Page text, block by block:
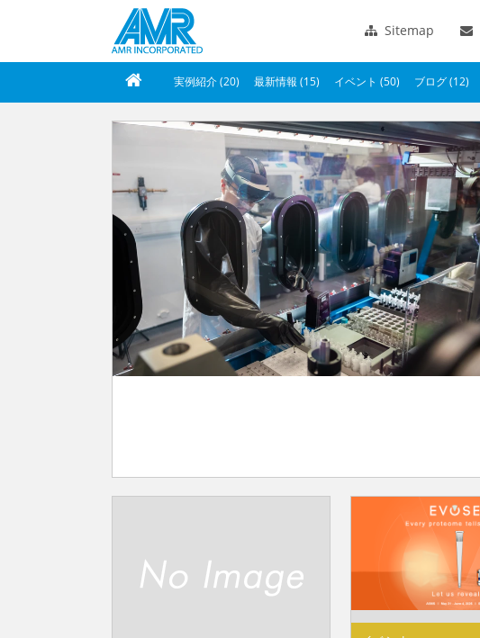
Sitemap
実例紹介 (20) 最新情報 (15) イベント (50) ブログ (12)